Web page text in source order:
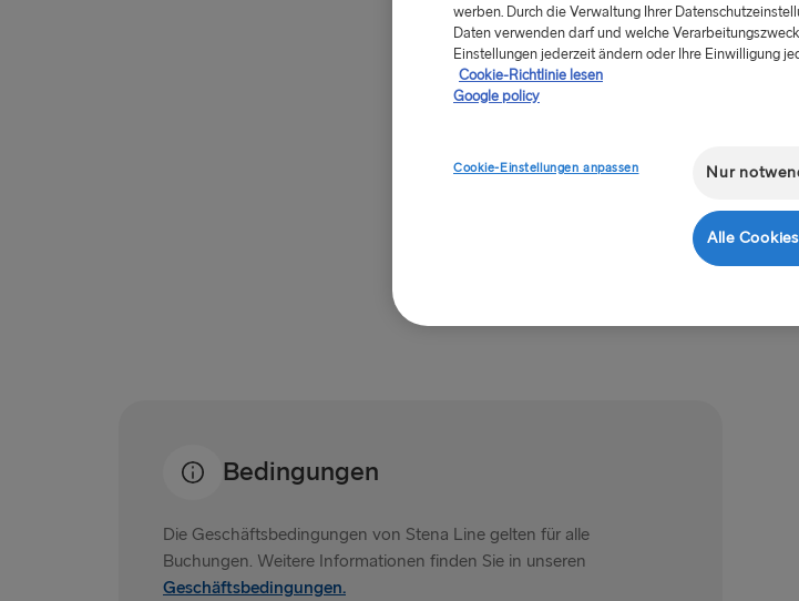
Bedingungen
Die Geschäftsbedingungen von Stena Line gelten für alle
Buchungen. Weitere Informationen finden Sie in unseren
Geschäftsbedingungen.
werben. Durch die Verwaltung Ihrer
Daten verwenden darf und welche
Einstellungen jederzeit ändern oder Ihre Einwilligung
Cookie-Richtlinie lesen
Google policy
Cookie-Einstellungen anpassen Nur
Alle